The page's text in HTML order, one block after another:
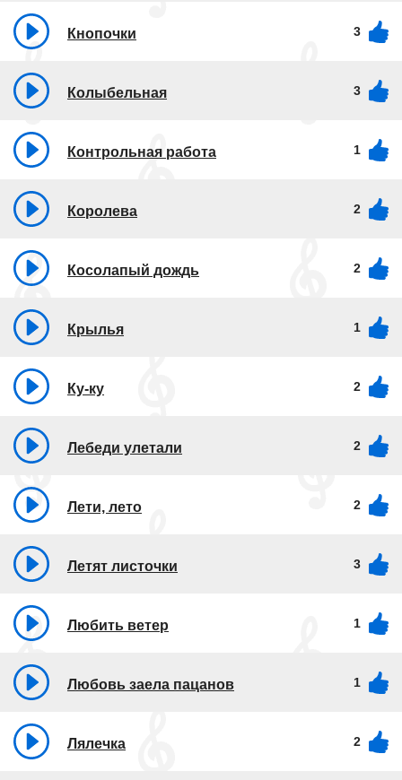
Кнопочки 3
Колыбельная 3
Контрольная работа 1
Королева 2
Косолапый дождь 2
Крылья 1
Ку-ку 2
Лебеди улетали 2
Лети, лето 2
Летят листочки 3
Любить ветер 1
Любовь заела пацанов 1
Лялечка 2